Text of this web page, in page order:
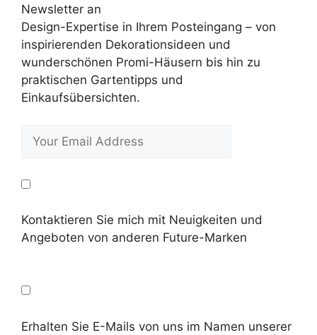
Newsletter an
Design-Expertise in Ihrem Posteingang – von
inspirierenden Dekorationsideen und
wunderschönen Promi-Häusern bis hin zu
praktischen Gartentipps und
Einkaufsübersichten.
Kontaktieren Sie mich mit Neuigkeiten und
Angeboten von anderen Future-Marken
Erhalten Sie E-Mails von uns im Namen unserer